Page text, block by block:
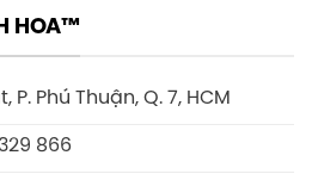
HOA™
P. Phú Thuận, Q. 7, HCM
866